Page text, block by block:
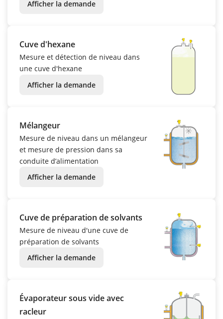
Afficher la demande
Cuve d'hexane
Mesure et détection de niveau dans
une cuve d'hexane
Afficher la demande
Mélangeur
Mesure de niveau dans un mélangeur
et mesure de pression dans sa
conduite d’alimentation
Afficher la demande
Cuve de préparation de solvants
Mesure de niveau d'une cuve de
préparation de solvants
Afficher la demande
Évaporateur sous vide avec
racleur